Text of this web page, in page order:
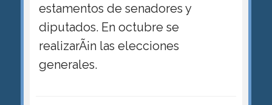
estamentos de senadores y
diputados. En octubre se
realizarÃ¡n las elecciones
generales.